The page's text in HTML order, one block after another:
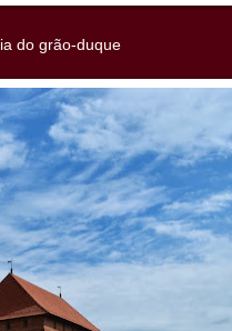
do grão-duque